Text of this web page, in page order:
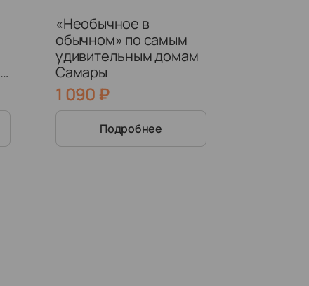
«Необычное в
обычном» по самым
удивительным домам
Самары
1 090₽
Подробнее